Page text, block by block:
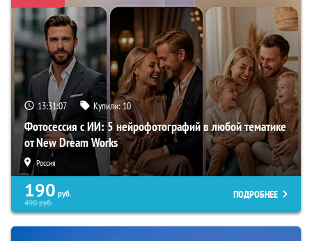
13:31:06 Купили:10
Фотосессия с ИИ: 5 нейрофотографий в любой тематике
от New Dream Works
Россия
190 руб.
490руб.
ПОДРОБНЕЕ